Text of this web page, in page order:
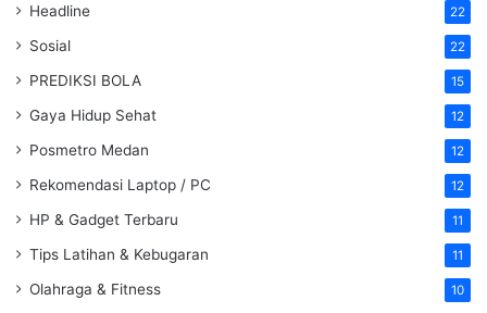
Headline 22
Sosial 22
PREDIKSI BOLA 15
Gaya Hidup Sehat 12
Posmetro Medan 12
Rekomendasi Laptop / PC 12
HP & Gadget Terbaru 11
Tips Latihan & Kebugaran 11
Olahraga & Fitness 10